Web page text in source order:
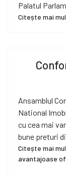
Palatul
Citește mai
Ansamblul
National
cu cea mai
bune preturi
Citește mai
avantajoase